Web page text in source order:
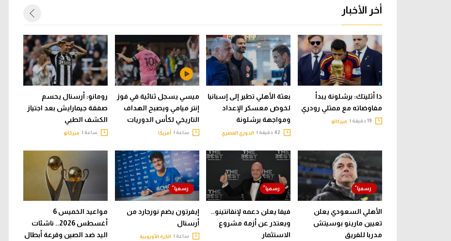
أخر الأخبار
ذا أثليتك: برشلونة يبدأ
مفاوضاته مع ممثلي رودري
ميركاتو
بعثة الأهلي تطير إلى إسبانيا
لخوض معسكر الإعداد
ومواجهة برشلونة
الدوري المصري
ميسي يسجل ثنائية في فوز
إنتر ميامي ويصبح الهداف
التاريخي لكأس الدوريات
ساعة | أمريكا
رومانو: أرسنال يحسم
صفقة جيمارايش بعد اجتياز
الكشف الطبي
ساعة | ميركاتو
الأهلي السعودي يعلن
تعيين مارينو بوسيتش
مدربا للفريق
فيفا يعلن دعمه لإنفانتينو..
ويعتذر عن أزمة مشروع
الاستثمار
إيفرتون يضم نورجارد من
أرسنال
ساعة | الكرة الأوروبية
مواعيد الخميس 6
أغسطس 2026.. ناشئات
اليد ضد الصين وقرعة أبطال